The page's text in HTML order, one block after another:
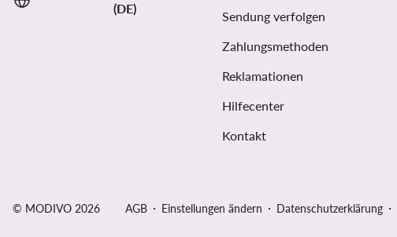
(DE)
Sendung verfolgen
Zahlungsmethoden
Reklamationen
Hilfecenter
Kontakt
© MODIVO 2026 AGB Einstellungen ändern Datenschutzerklärung